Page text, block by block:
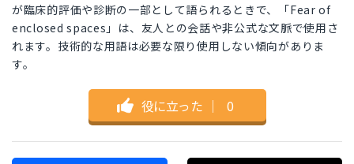
が臨床的評価や診断の一部として語られるときで、「Fear of
enclosed spaces」は、友人との会話や非公式な文脈で使用さ
れます。技術的な用語は必要な限り使用しない傾向がありま
す。
役に立った ｜ 0